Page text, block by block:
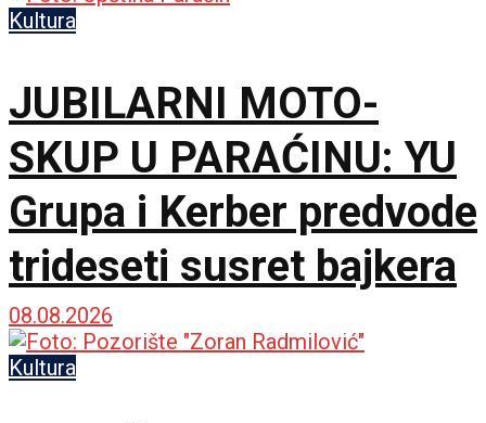
Kultura
JUBILARNI MOTO-
SKUP U PARAĆINU: YU
Grupa i Kerber predvode
trideseti susret bajkera
08.08.2026
Kultura